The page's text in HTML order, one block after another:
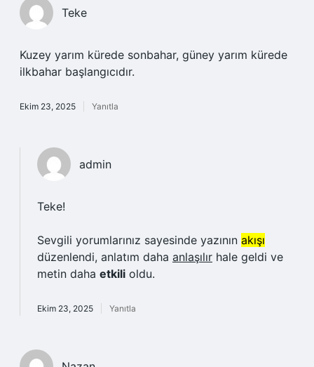
Teke
Kuzey yarım kürede sonbahar, güney yarım kürede
ilkbahar başlangıcıdır.
Ekim 23, 2025 Yanıtla
admin
Teke!
Sevgili yorumlarınız sayesinde yazının akışı
düzenlendi, anlatım daha anlaşılır hale geldi ve
metin daha etkili oldu.
Ekim 23, 2025 Yanıtla